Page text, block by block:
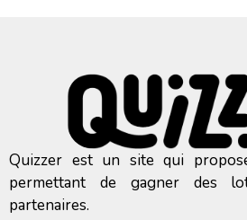
Quizzer est un site qui
permettant de gagner des
partenaires.